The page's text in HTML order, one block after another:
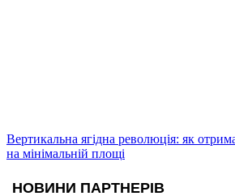
Вертикальна ягідна революція: як
на мінімальній площі